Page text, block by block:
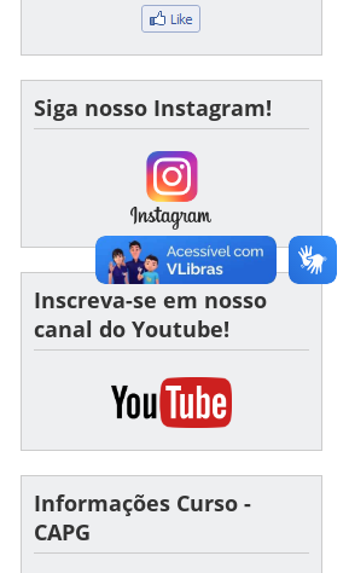
Siga nosso Instagram!
Inscreva-se em nosso
canal do Youtube!
Informações Curso -
CAPG